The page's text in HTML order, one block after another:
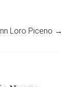
Loro Piceno →